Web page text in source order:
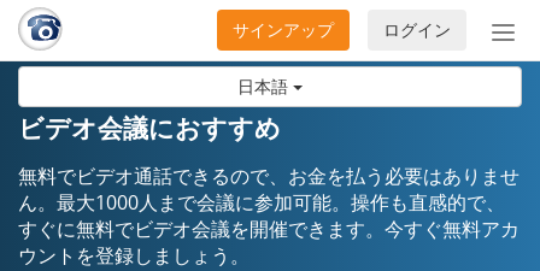
日本語
ナ
ビ
ョ
の
ログイン
サインアップ
ビデオ会議におすすめ
無料でビデオ通話できるので、お金を払う必要はありませ
ん。最大1000人まで会議に参加可能。操作も直感的で、
すぐに無料でビデオ会議を開催できます。今すぐ無料アカ
ウントを登録しましょう。